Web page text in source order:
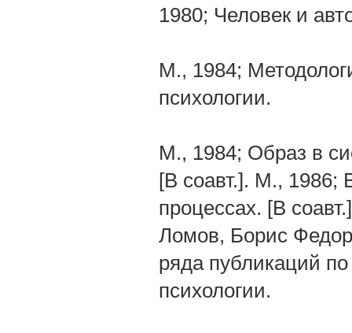
1980; Человек и
М., 1984;
психологии.
М., 1984; Образ в
[В соавт.]. М., 1986;
процессах. [В
Ломов, Борис
ряда публикаций
психологии.